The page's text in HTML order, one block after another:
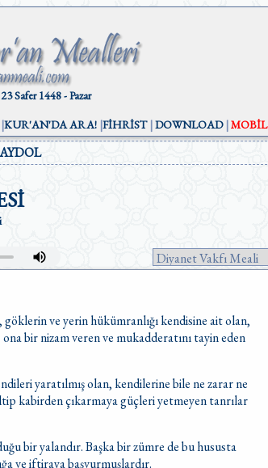
23 Safer 1448 - Pazar
KUR'AN'DA ARA! |FİHRİST|DOWNLOAD|MOBİL
ve yerin hükümranlığı kendisine ait olan,
bir nizam veren ve mukadderatını tayin eden
yaratılmış olan, kendilerine bile ne zarar ne
kabirden çıkarmaya güçleri yetmeyen tanrılar
bir yalandır. Başka bir zümre de bu hususta
ve iftiraya başvurmuşlardır.